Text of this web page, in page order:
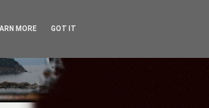
MORE GOT IT